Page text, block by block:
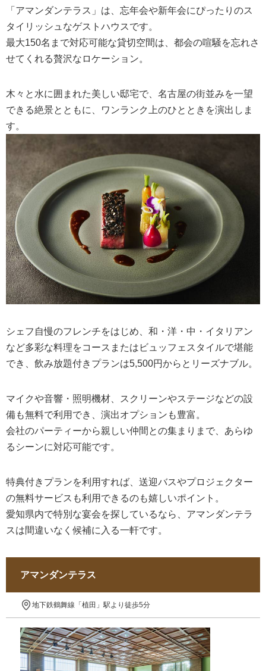
テル
KKRホテル名古屋
名古屋観光ホテル
ANAクラウンプラザホテルグランコート名古
「アマンダンテラス」は、忘年会や新年会にぴったりのス
タイリッシュなゲストハウスです。
最大150名まで対応可能な貸切空間は、都会の喧騒を忘れさ
せてくれる贅沢なロケーション。
木々と水に囲まれた美しい邸宅で、名古屋の街並みを一望
できる絶景とともに、ワンランク上のひとときを演出しま
す。
シェフ自慢のフレンチをはじめ、和・洋・中・イタリアン
など多彩な料理をコースまたはビュッフェスタイルで堪能
でき、飲み放題付きプランは5,500円からとリーズナブル。
マイクや音響・照明機材、スクリーンやステージなどの設
備も無料で利用でき、演出オプションも豊富。
会社のパーティーから親しい仲間との集まりまで、あらゆ
るシーンに対応可能です。
特典付きプランを利用すれば、送迎バスやプロジェクター
の無料サービスも利用できるのも嬉しいポイント。
愛知県内で特別な宴会を探しているなら、アマンダンテラ
スは間違いなく候補に入る一軒です。
アマンダンテラス
地下鉄鶴舞線「植田」駅より徒歩5分